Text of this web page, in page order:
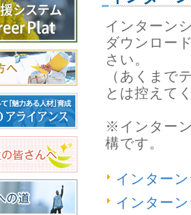
インターン
ダウンロー
さい。
（あくまで
とは控えて
※インター
構です。
インター
インター